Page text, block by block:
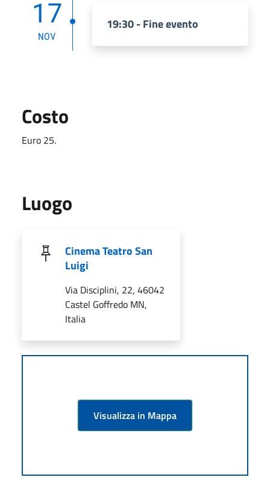
17
NOV
19:30 - Fine evento
Costo
Euro 25.
Luogo
Cinema Teatro San
Luigi
Via Disciplini, 22, 46042
Castel Goffredo MN,
Italia
Visualizza in Mappa